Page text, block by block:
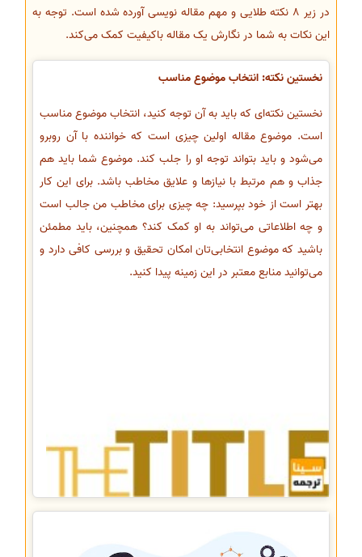
در زیر 8 نکته طلایی و مهم مقاله نویسی آورده شده است. توجه به
این نکات به شما در نگارش یک مقاله باکیفیت کمک می‌کند.
نخستین نکته: انتخاب موضوع مناسب
نخستین نکته‌ای که باید به آن توجه کنید، انتخاب موضوع مناسب
است. موضوع مقاله اولین چیزی است که خواننده با آن روبرو
می‌شود و باید بتواند توجه او را جلب کند. موضوع شما باید هم
جذاب و هم مرتبط با نیازها و علایق مخاطب باشد. برای این کار
بهتر است از خود بپرسید: چه چیزی برای مخاطب من جالب است
و چه اطلاعاتی می‌تواند به او کمک کند؟ همچنین، باید مطمئن
باشید که موضوع انتخابی‌تان امکان تحقیق و بررسی کافی دارد و
می‌توانید منابع معتبر در این زمینه پیدا کنید.